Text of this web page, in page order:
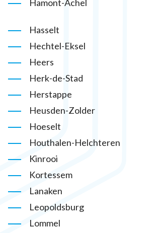
Hamont-Achel
Hasselt
Hechtel-Eksel
Heers
Herk-de-Stad
Herstappe
Heusden-Zolder
Hoeselt
Houthalen-Helchteren
Kinrooi
Kortessem
Lanaken
Leopoldsburg
Lommel